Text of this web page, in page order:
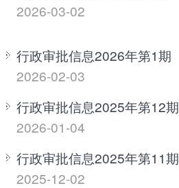
2026-03-02
行政审批信息2026年第1期
2026-02-03
行政审批信息2025年第12期
2026-01-04
行政审批信息2025年第11期
2025-12-02